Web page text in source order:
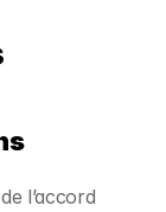
l’accord